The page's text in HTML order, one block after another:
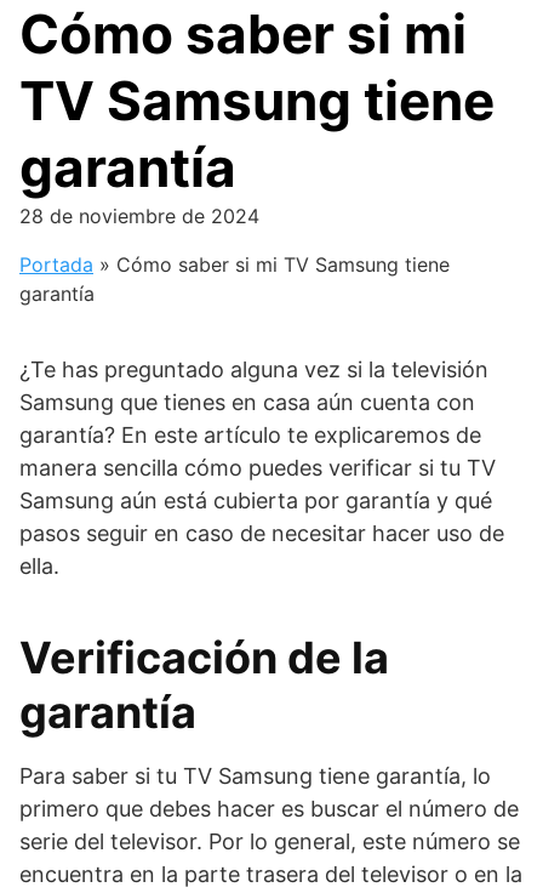
Cómo saber si mi
TV Samsung tiene
garantía
28 de noviembre de 2024
Portada » Cómo saber si mi TV Samsung tiene
garantía
¿Te has preguntado alguna vez si la televisión
Samsung que tienes en casa aún cuenta con
garantía? En este artículo te explicaremos de
manera sencilla cómo puedes verificar si tu TV
Samsung aún está cubierta por garantía y qué
pasos seguir en caso de necesitar hacer uso de
ella.
Verificación de la
garantía
Para saber si tu TV Samsung tiene garantía, lo
primero que debes hacer es buscar el número de
serie del televisor. Por lo general, este número se
encuentra en la parte trasera del televisor o en la